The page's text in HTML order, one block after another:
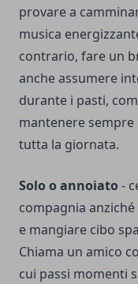
provare a
musica
contrario, fare un
anche assumere
durante i pasti,
mantenere
tutta la giornata.
Solo o annoiato -
compagnia
e mangiare cibo
Chiama un amico
cui passi momenti